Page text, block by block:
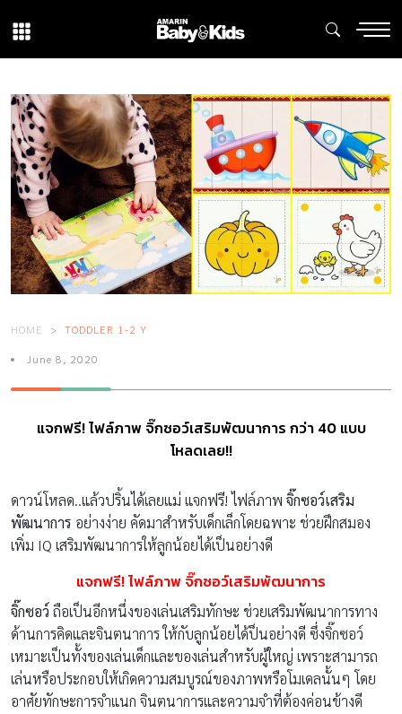
HOME TODDLER 1-2 Y
June 8, 2020
แจกฟรี! ไฟล์ภาพ จิ๊กซอว์เสริมพัฒนาการ กว่า 40 แบบ
โหลดเลย!!
ดาวน์โหลด..แล้วปริ้นได้เลยแม่ แจกฟรี! ไฟล์ภาพ จิ๊กซอว์เสริม
พัฒนาการ อย่างง่าย คัดมาสำหรับเด็กเล็กโดยฉพาะ ช่วยฝึกสมอง
เพิ่ม IQ เสริมพัฒนาการให้ลูกน้อยได้เป็นอย่างดี
แจกฟรี!ไฟล์ภาพ จิ๊กซอว์เสริมพัฒนาการ
จิ๊กซอว์ ถือเป็นอีกหนึ่งของเล่นเสริมทักษะ ช่วยเสริมพัฒนาการทาง
ด้านการคิดและจินตนาการ ให้กับลูกน้อยได้ป็นอย่างดี ซึ่งจิ๊กซอว์
เหมาะเป็นทั้งของเล่นเด็กและของเล่นสำหรับผู้ใหญ่ เพราะสามารถ
เล่นหรือประกอบให้เกิดความสมบูรณ์ของภาพหรือโมเดลนั้นๆ โดย
อาศัยทักษะการจำแนก จินตนาการและความจำที่ต้องค่อนข้างดี